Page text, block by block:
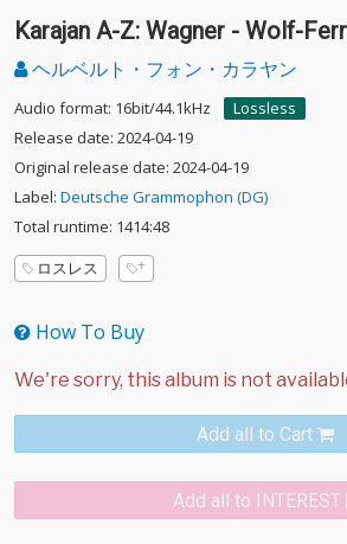
Karajan A-Z: Wagner - Wolf-
ヘルベルト・フォン・カラヤン
Audio format: 16bit/44.1kHz
Lossless
Release date: 2024-04-19
Original release date: 2024-04-19
Label: Deutsche Grammophon (DG)
Total runtime: 1414:48
ロスレス
How To Buy
Add all to Cart
Add all to INTEREST